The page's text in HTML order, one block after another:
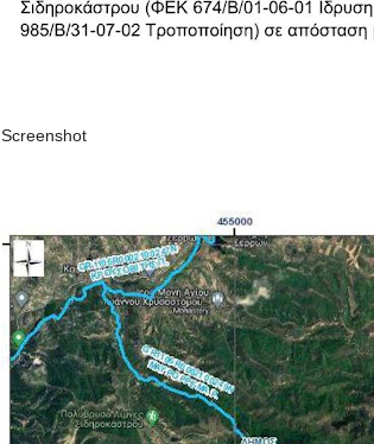
Screenshot